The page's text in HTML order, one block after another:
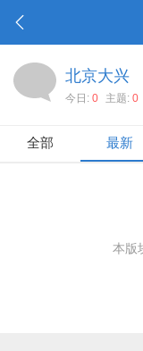
北京大兴
今日: 0 主题: 0
全部 最新
本版